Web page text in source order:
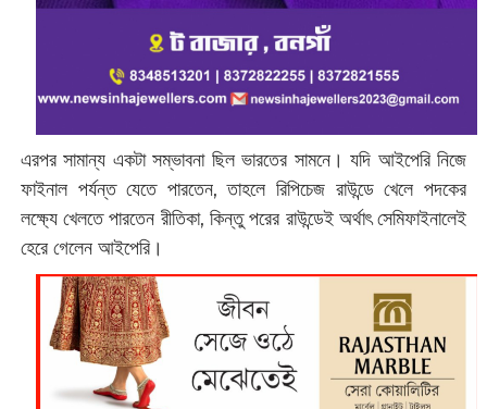
এরপর সামান্য একটা সম্ভাবনা ছিল ভারতের সামনে। যদি আইপেরি নিজে
ফাইনাল পর্যন্ত যেতে পারতেন, তাহলে রিপিচেজ রাউন্ডে খেলে পদকের
লক্ষ্যে খেলতে পারতেন রীতিকা, কিন্তু পরের রাউন্ডেই অর্থাৎ সেমিফাইনালেই
হেরে গেলেন আইপেরি।